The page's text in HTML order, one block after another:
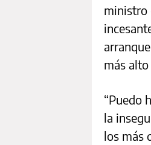
ministro
más alto
“Puedo
la
los más